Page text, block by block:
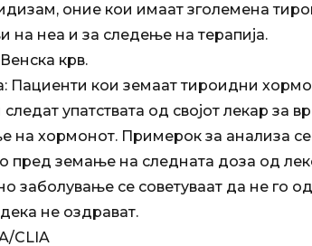
оние кои имаат зголемена
на неа и за следење на терапија.
крв.
Пациенти кои земаат тироидни
упатствата од својот лекар за
на хормонот. Примерок за анализа
пред земање на следната доза од
заболување се советуваат да не го
не оздрават.
CLIA